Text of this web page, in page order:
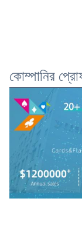
কোম্পানির